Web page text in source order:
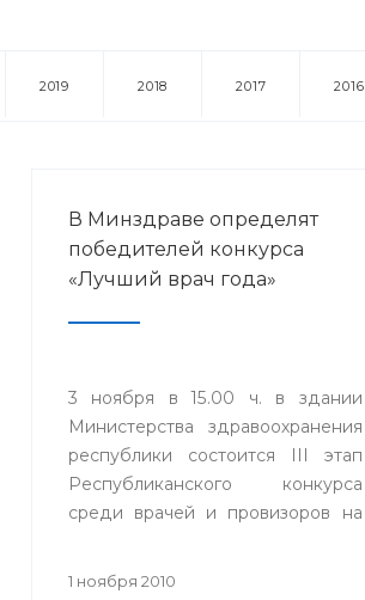
2019 2018 2017 2016
В Минздраве определят
победителей конкурса
«Лучший врач года»
3 ноября в 15.00 ч. в здании
Министерства здравоохранения
республики состоится III этап
Республиканского конкурса
среди врачей и провизоров на
Республике Башкортостан в
1 ноября 2010